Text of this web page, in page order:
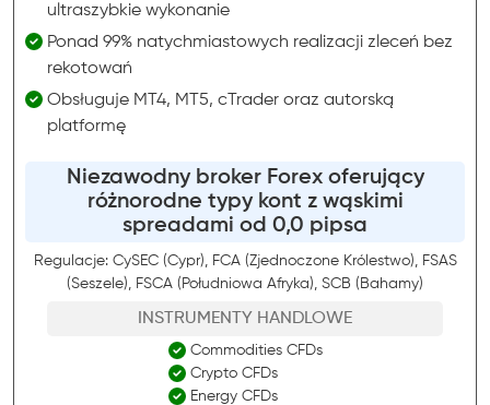
ultraszybkie wykonanie
Ponad 99% natychmiastowych realizacji zleceń bez
rekotowań
Obsługuje MT4, MT5, cTrader oraz autorską
platformę
Niezawodny broker Forex oferujący
różnorodne typy kont z wąskimi
spreadami od 0,0 pipsa
Regulacje: CySEC (Cypr), FCA (Zjednoczone Królestwo), FSAS
(Seszele), FSCA (Południowa Afryka), SCB (Bahamy)
INSTRUMENTY HANDLOWE
Commodities CFDs
Crypto CFDs
Energy CFDs